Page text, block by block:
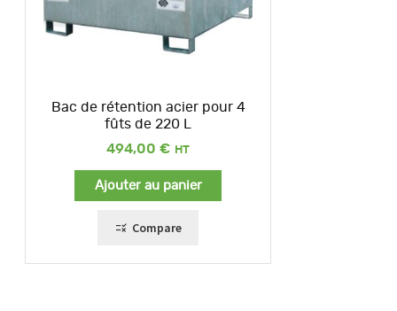
Bac de rétention acier pour 4
fûts de 220 L
494,00 €
Ajouter au panier
Compare